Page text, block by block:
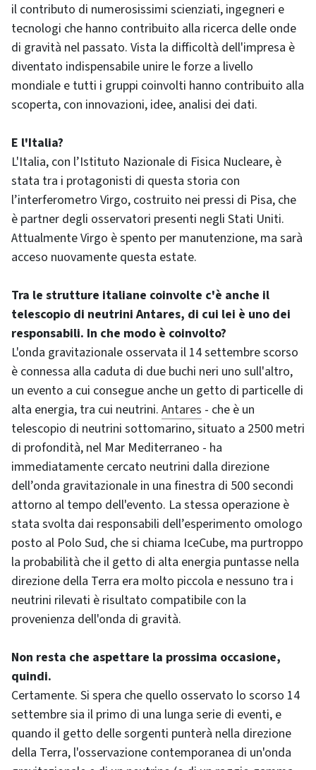
il contributo di numerosissimi scienziati, ingegneri e
tecnologi che hanno contribuito alla ricerca delle onde
di gravità nel passato. Vista la difficoltà dell'impresa è
diventato indispensabile unire le forze a livello
mondiale e tutti i gruppi coinvolti hanno contribuito alla
scoperta, con innovazioni, idee, analisi dei dati.
E l'Italia?
L'Italia, con l’Istituto Nazionale di Fisica Nucleare, è
stata tra i protagonisti di questa storia con
l’interferometro Virgo, costruito nei pressi di Pisa, che
è partner degli osservatori presenti negli Stati Uniti.
Attualmente Virgo è spento per manutenzione, ma sarà
acceso nuovamente questa estate.
Tra le strutture italiane coinvolte c'è anche il
telescopio di neutrini Antares, di cui lei è uno dei
responsabili. In che modo è coinvolto?
L'onda gravitazionale osservata il 14 settembre scorso
è connessa alla caduta di due buchi neri uno sull'altro,
un evento a cui consegue anche un getto di particelle di
alta energia, tra cui neutrini. Antares - che è un
telescopio di neutrini sottomarino, situato a 2500 metri
di profondità, nel Mar Mediterraneo - ha
immediatamente cercato neutrini dalla direzione
dell’onda gravitazionale in una finestra di 500 secondi
attorno al tempo dell'evento. La stessa operazione è
stata svolta dai responsabili dell’esperimento omologo
posto al Polo Sud, che si chiama IceCube, ma purtroppo
la probabilità che il getto di alta energia puntasse nella
direzione della Terra era molto piccola e nessuno tra i
neutrini rilevati è risultato compatibile con la
provenienza dell'onda di gravità.
Non resta che aspettare la prossima occasione,
quindi.
Certamente. Si spera che quello osservato lo scorso 14
settembre sia il primo di una lunga serie di eventi, e
quando il getto delle sorgenti punterà nella direzione
della Terra, l'osservazione contemporanea di un'onda